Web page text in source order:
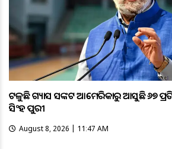
ଟଳୁଛି ଗ୍ୟାସ ସଙ୍କଟ ଆମେରିକାରୁ ଆସୁଛି ୬୭
ସିଂହ ପୁରୀ
August 8, 2026 | 11:47 AM